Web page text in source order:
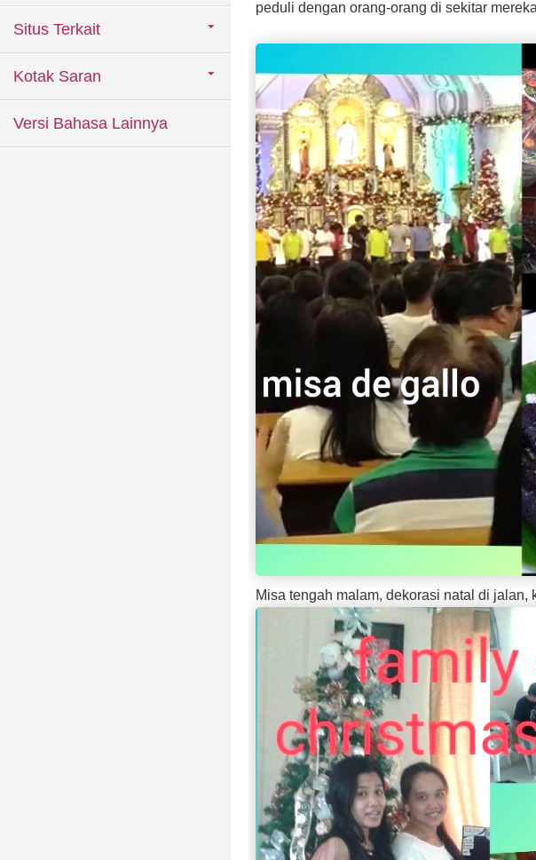
Situs Terkait
Kotak Saran
Versi Bahasa Lainnya
peduli dengan orang-orang di sekitar
Misa tengah malam, dekorasi natal di